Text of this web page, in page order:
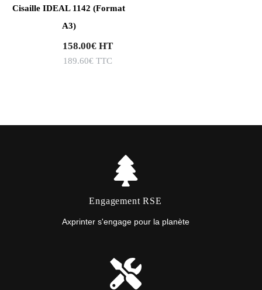
Cisaille IDEAL 1142 (Format
A3)
158.00€ HT
189.60€ TTC
Engagement RSE
Axprinter s'engage pour la planète